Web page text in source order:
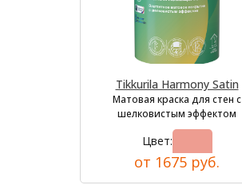
Tikkurila Harmony Satin
Матовая краска для стен с
шелковистым эффектом
Цвет:
от 1675 руб.